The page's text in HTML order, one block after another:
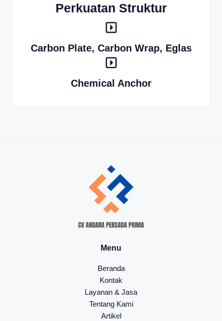
Perkuatan Struktur
Carbon Plate, Carbon Wrap, Eglas
Chemical Anchor
Menu
Beranda
Kontak
Layanan & Jasa
Tentang Kami
Artikel